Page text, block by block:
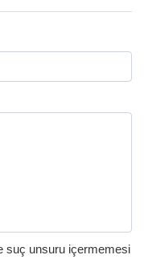
suç unsuru içermemesi